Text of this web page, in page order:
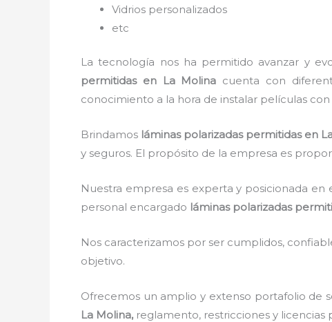
Vidrios personalizados
etc
La tecnología nos ha permitido avanzar y
permitidasen La Molina cuenta con
conocimiento a la hora de instalar películas
Brindamos láminas polarizadas permitidas en
y seguros. El propósito de la empresa es
Nuestra empresa es experta y posicionada
personal encargado láminas polarizadas
Nos caracterizamos por ser cumplidos,
objetivo.
Ofrecemos un amplio y extenso portafolio de
La Molina, reglamento, restricciones y